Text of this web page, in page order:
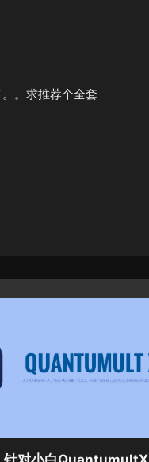
。求推荐个全套